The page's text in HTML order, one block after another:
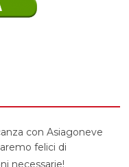
con Asiagoneve
felici di
necessarie!